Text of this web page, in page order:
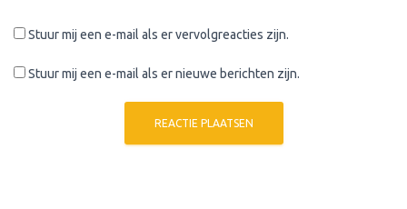
Stuur mij een e-mail als er vervolgreacties zijn.
Stuur mij een e-mail als er nieuwe berichten zijn.